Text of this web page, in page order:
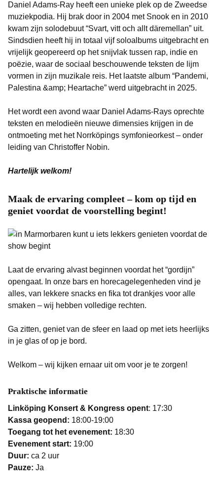
Daniel Adams-Ray heeft een unieke plek op de Zweedse
muziekpodia. Hij brak door in 2004 met Snook en in 2010
kwam zijn solodebuut “Svart, vitt och allt däremellan” uit.
Sindsdien heeft hij in totaal vijf soloalbums uitgebracht en
vrijelijk geopereerd op het snijvlak tussen rap, indie en
poëzie, waar de sociaal beschouwende teksten de lijm
vormen in zijn muzikale reis. Het laatste album “Pandemi,
Palestina &amp; Heartache” werd uitgebracht in 2025.
Het wordt een avond waar Daniel Adams-Rays oprechte
teksten en melodieën nieuwe dimensies krijgen in de
ontmoeting met het Norrköpings symfonieorkest – onder
leiding van Christoffer Nobin.
Hartelijk welkom!
Maak de ervaring compleet – kom op tijd en
geniet voordat de voorstelling begint!
Laat de ervaring alvast beginnen voordat het “gordijn”
opengaat. In onze bars en horecagelegenheden vind je
alles, van lekkere snacks en fika tot drankjes voor alle
smaken – wij hebben volledige rechten.
Ga zitten, geniet van de sfeer en laad op met iets heerlijks
in je glas of op je bord.
Welkom – wij kijken ernaar uit om voor je te zorgen!
Praktische informatie
Linköping Konsert & Kongress opent: 17:30
Kassa geopend: 18:00-19:00
Toegang tot het evenement: 18:30
Evenement start: 19:00
Duur: ca 2 uur
Pauze: Ja